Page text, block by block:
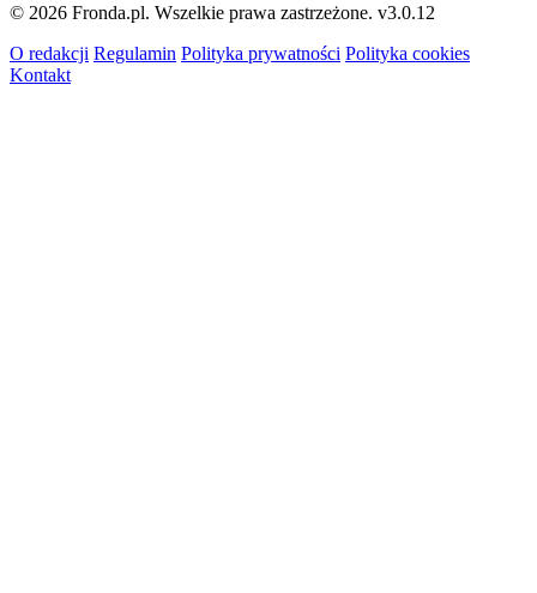
© 2026 Fronda.pl. Wszelkie prawa zastrzeżone. v3.0.12
O redakcji Regulamin Polityka prywatności Polityka cookies
Kontakt